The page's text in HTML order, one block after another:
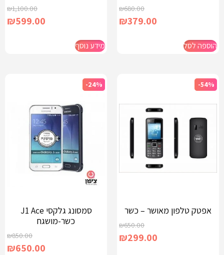
₪680.00
₪379.00
הוספה לסל
₪1,100.00
₪599.00
מידע נוסף
-54%
אפטק טלפון מאושר – כשר
₪650.00
₪299.00
-24%
סמסונג גלקסי J1 Ace
כשר-מושגח
₪850.00
₪650.00